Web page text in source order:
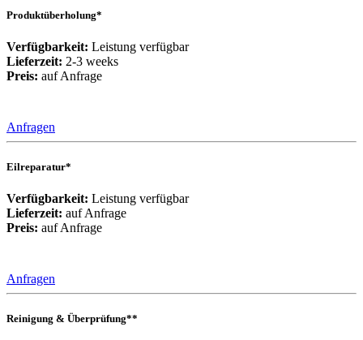
Produktüberholung*
Verfügbarkeit: Leistung verfügbar
Lieferzeit: 2-3 weeks
Preis: auf Anfrage
Anfragen
Eilreparatur*
Verfügbarkeit: Leistung verfügbar
Lieferzeit: auf Anfrage
Preis: auf Anfrage
Anfragen
Reinigung & Überprüfung**